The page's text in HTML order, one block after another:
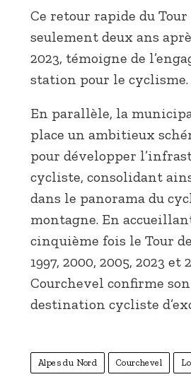
Ce retour rapide du Tour
seulement deux ans
2023, témoigne de
station pour le cyclisme.
En parallèle, la
place un ambitieux
pour développer
cycliste, consolidant
dans le panorama du
montagne. En
cinquième fois le Tour
1997, 2000, 2005, 2023 et
Courchevel confirme
destination cycliste
Alpes du Nord Courchevel